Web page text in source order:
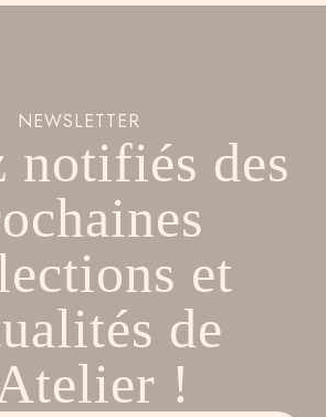
NEWSLETTER
notifiés des
et
de
!